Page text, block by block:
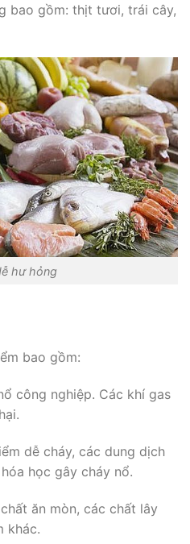
bao gồm: thịt tươi, trái cây,
hư hỏng
bao gồm:
công nghiệp. Các khí gas
dễ cháy, các dung dịch
học gây cháy nổ.
ăn mòn, các chất lây
khác.